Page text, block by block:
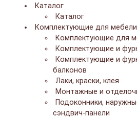
Каталог
Каталог
Комплектующие для мебели
Комплектующие для
Комплектующие и
Комплектующие и
балконов
Лаки, краски, клея
Монтажные и
Подоконники,
сэндвич-панели